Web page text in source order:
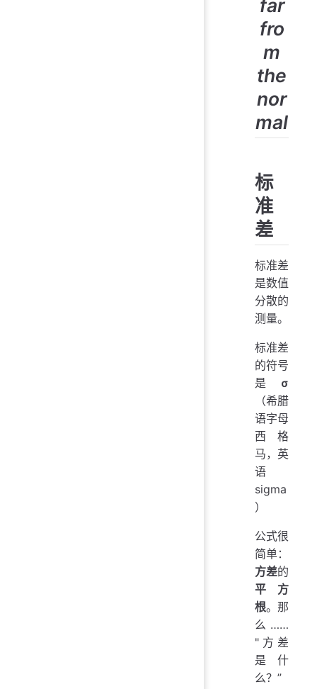
far
fro
m
the
nor
mal
标
准
差
标准差
是数值
分散的
测量。
标准差
的符号
是 σ
（希腊
语字母
西格
马，英
语
sigma
）
公式很
简单：
方差的
平方
根。那
么……
"方差
是什
么？”